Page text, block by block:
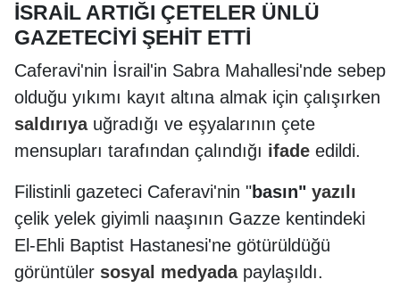
İSRAİL ARTIĞI ÇETELER ÜNLÜ
GAZETECİYİ ŞEHİT ETTİ
Caferavi'nin İsrail'in Sabra Mahallesi'nde sebep
olduğu yıkımı kayıt altına almak için çalışırken
saldırıyauğradığı ve eşyalarının çete
mensupları tarafından çalındığı ifade edildi.
Filistinli gazeteci Caferavi'nin "basın" yazılı
çelik yelek giyimli naaşının Gazze kentindeki
El-Ehli Baptist Hastanesi'ne götürüldüğü
görüntüler sosyal medyadapaylaşıldı.